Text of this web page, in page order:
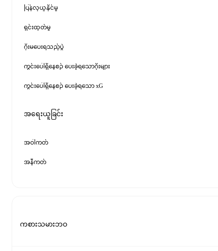
ပြန်လုယူနိုင်မှု
ရှင်းထုတ်မှု
ဂိုးမပေးရသည့်ပွဲ
ကွင်းပေါ်ရှိနေစဉ် ပေးခဲ့ရသောဂိုးများ
ကွင်းပေါ်ရှိနေစဉ် ပေးခဲ့ရသော xG
အရေးယူခြင်း
အဝါကတ်
အနီကတ်
ကစားသမားဘဝ